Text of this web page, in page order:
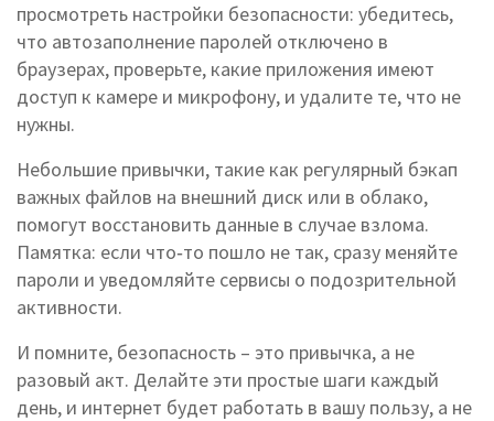
просмотреть настройки безопасности: убедитесь,
что автозаполнение паролей отключено в
браузерах, проверьте, какие приложения имеют
доступ к камере и микрофону, и удалите те, что не
нужны.
Небольшие привычки, такие как регулярный бэкап
важных файлов на внешний диск или в облако,
помогут восстановить данные в случае взлома.
Памятка: если что‑то пошло не так, сразу меняйте
пароли и уведомляйте сервисы о подозрительной
активности.
И помните, безопасность – это привычка, а не
разовый акт. Делайте эти простые шаги каждый
день, и интернет будет работать в вашу пользу, а не